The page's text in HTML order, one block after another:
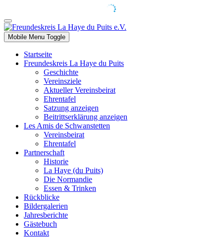
Mobile Menu Toggle
Startseite
Freundeskreis La Haye du Puits
Geschichte
Vereinsziele
Aktueller Vereinsbeirat
Ehrentafel
Satzung anzeigen
Beitrittserklärung anzeigen
Les Amis de Schwanstetten
Vereinsbeirat
Ehrentafel
Partnerschaft
Historie
La Haye (du Puits)
Die Normandie
Essen & Trinken
Rückblicke
Bildergalerien
Jahresberichte
Gästebuch
Kontakt